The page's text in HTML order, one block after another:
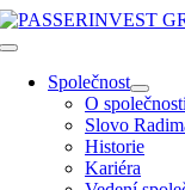
Přeskočit
na
Toggle
NavigationSpolečnost
O společnosti
Slovo
Historie
Kariéra